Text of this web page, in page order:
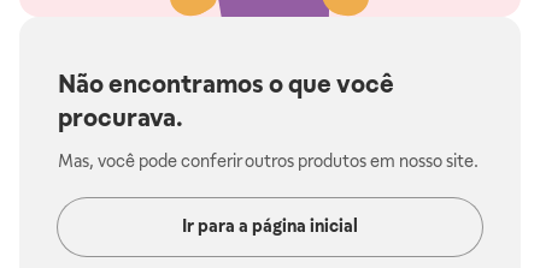
Não encontramos o que você
procurava.
Mas, você pode conferir outros produtos em nosso site.
Ir para a página inicial